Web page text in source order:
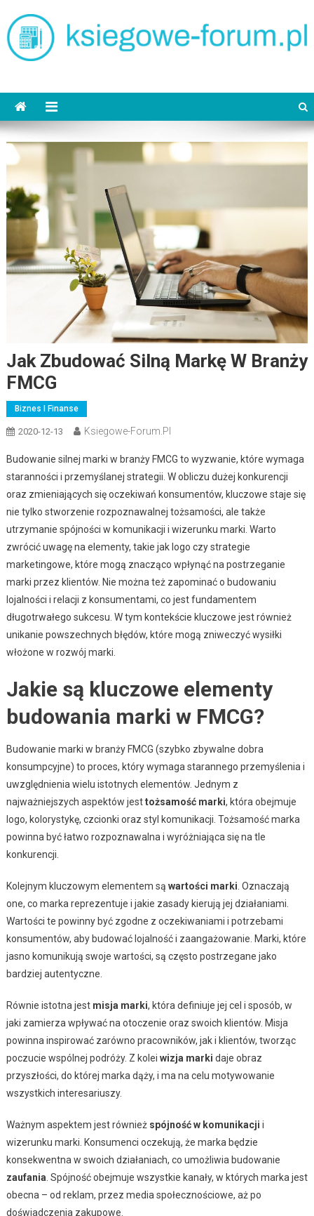
content
Jak Zbudować Silną Markę W Branży
FMCG
Biznes I Finanse
2020-12-13 Ksiegowe-Forum.pl
Budowanie silnej marki w branży FMCG to wyzwanie, które wymaga
staranności i przemyślanej strategii. W obliczu dużej konkurencji
oraz zmieniających się oczekiwań konsumentów, kluczowe staje się
nie tylko stworzenie rozpoznawalnej tożsamości, ale także
utrzymanie spójności w komunikacji i wizerunku marki. Warto
zwrócić uwagę na elementy, takie jak logo czy strategie
marketingowe, które mogą znacząco wpłynąć na postrzeganie
marki przez klientów. Nie można też zapominać o budowaniu
lojalności i relacji z konsumentami, co jest fundamentem
długotrwałego sukcesu. W tym kontekście kluczowe jest również
unikanie powszechnych błędów, które mogą zniweczyć wysiłki
włożone w rozwój marki.
Jakie są kluczowe elementy
budowania marki w FMCG?
Budowanie marki w branży FMCG (szybko zbywalne dobra
konsumpcyjne) to proces, który wymaga starannego przemyślenia i
uwzględnienia wielu istotnych elementów. Jednym z
najważniejszych aspektów jesttożsamość marki, która obejmuje
logo, kolorystykę, czcionki oraz styl komunikacji. Tożsamość marka
powinna być łatwo rozpoznawalna i wyróżniająca się na tle
konkurencji.
Kolejnym kluczowym elementem są wartości marki . Oznaczają
one, co marka reprezentuje i jakie zasady kierują jej działaniami.
Wartości te powinny być zgodne z oczekiwaniami i potrzebami
konsumentów, aby budować lojalność i zaangażowanie. Marki, które
jasno komunikują swoje wartości, są często postrzegane jako
bardziej autentyczne.
Równie istotna jest misja marki, która definiuje jej cel i sposób, w
jaki zamierza wpływać na otoczenie oraz swoich klientów. Misja
powinna inspirować zarówno pracowników, jak i klientów, tworząc
poczucie wspólnej podróży. Z kolei wizja marki daje obraz
przyszłości, do której marka dąży, i ma na celu motywowanie
wszystkich interesariuszy.
Ważnym aspektem jest również spójność w komunikacji i
wizerunku marki. Konsumenci oczekują, że marka będzie
konsekwentna w swoich działaniach, co umożliwia budowanie
zaufania . Spójność obejmuje wszystkie kanały, w których marka jest
obecna – od reklam, przez media społecznościowe, aż po
doświadczenia zakupowe.